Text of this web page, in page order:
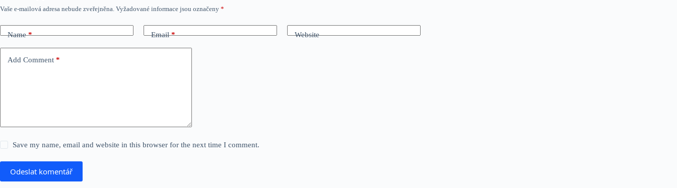
Vaše e-mailová adresa nebude zveřejněna. Vyžadované informace jsou označeny *
Name* Email* Website
Add Comment *
Save my name, email and website in this browser for the next time I comment.
Odeslat komentář